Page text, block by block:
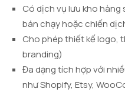
Có dịch vụ lưu kho
bán chạy hoặc chiến
Cho phép thiết kế logo,
branding)
Đa dạng tích hợp với
như Shopify, Etsy,